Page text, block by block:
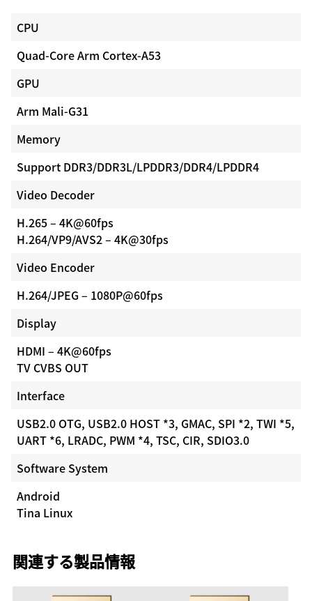
CPU
Quad-Core Arm Cortex-A53
GPU
Arm Mali-G31
Memory
Support DDR3/DDR3L/LPDDR3/DDR4/LPDDR4
Video Decoder
H.265 – 4K@60fps
H.264/VP9/AVS2 – 4K@30fps
Video Encoder
H.264/JPEG – 1080P@60fps
Display
HDMI – 4K@60fps
TV CVBS OUT
Interface
USB2.0 OTG, USB2.0 HOST *3, GMAC, SPI *2, TWI *5,
UART *6, LRADC, PWM *4, TSC, CIR, SDIO3.0
Software System
Android
Tina Linux
関連する製品情報